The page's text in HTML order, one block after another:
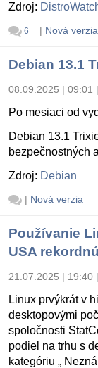
Zdroj:
6 | Nová verzia
Debian 13.1
08.09.2025 | 09:01 |
Po mesiaci od
Debian 13.1
bezpečnostných
Zdroj: Debian
| Nová verzia
Používanie
USA
21.07.2025 | 19:40 |
Linux prvýkrát v
desktopovými
spoločnosti
podiel na trhu s
kategóriu „